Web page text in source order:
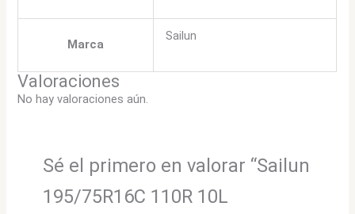
Marca
Sailun
Valoraciones
No hay valoraciones aún.
Sé el primero en valorar “Sailun
195/75R16C 110R 10L